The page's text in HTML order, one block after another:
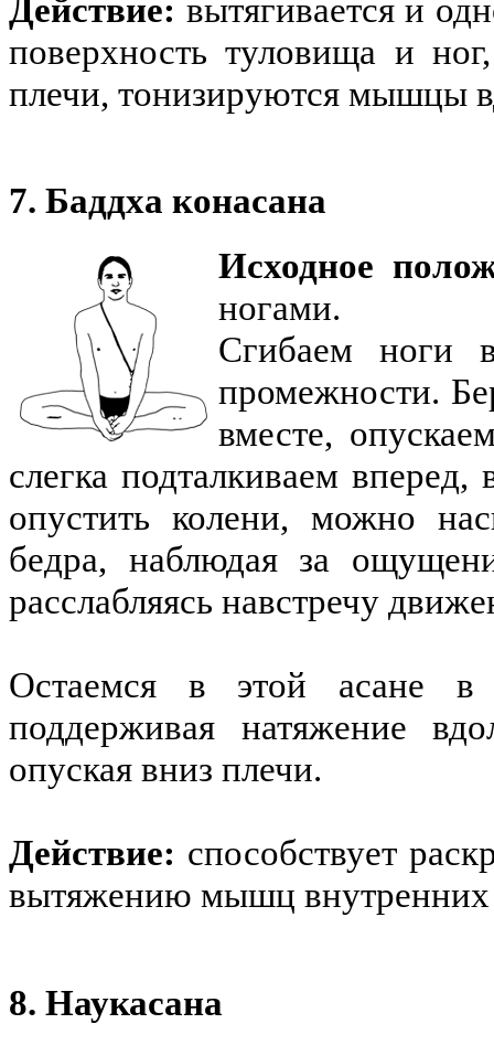
Действие: вытягивается и
поверхность туловища и
плечи, тонизируются мышцы
7. Баддха конасана
Исходное
ногами.
Сгибаем ноги
промежности.
вместе,
слегка подталкиваем
опустить колени, можно
бедра, наблюдая за
расслабляясь навстречу
Остаемся в этой асане в
поддерживая натяжение
опуская вниз плечи.
Действие: способствует
вытяжению мышц внутренних
8. Наукасана